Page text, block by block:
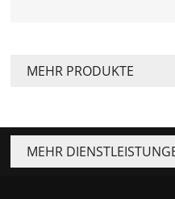
MEHR PRODUKTE
MEHR